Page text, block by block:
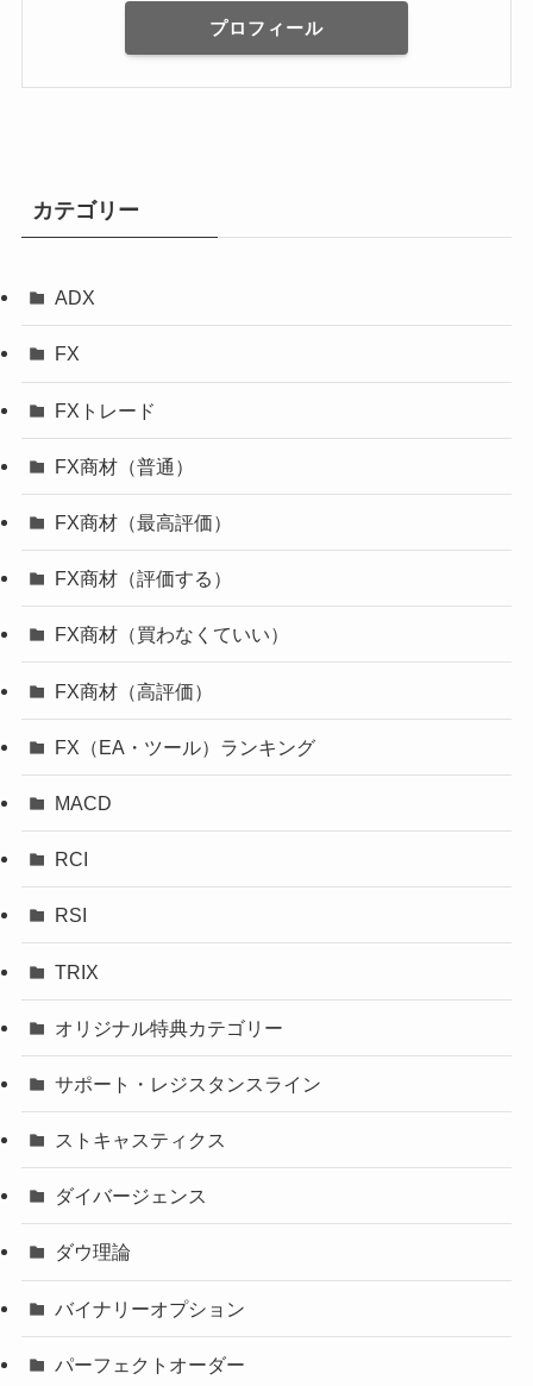
プロフィール
カテゴリー
ADX
FX
FXトレード
FX商材（普通）
FX商材（最高評価）
FX商材（評価する）
FX商材（買わなくていい）
FX商材（高評価）
FX（EA・ツール）ランキング
MACD
RCI
RSI
TRIX
オリジナル特典カテゴリー
サポート・レジスタンスライン
ストキャスティクス
ダイバージェンス
ダウ理論
バイナリーオプション
パーフェクトオーダー